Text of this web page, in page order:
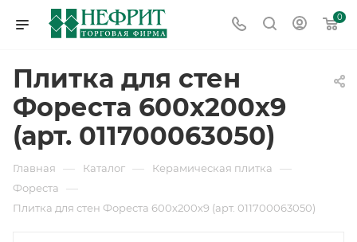
0
Плитка для стен
Фореста 600х200х9
(арт. 011700063050)
Главная — Каталог — Керамическая плитка —
Фореста —
Плитка для стен Фореста 600х200х9 (арт. 011700063050)